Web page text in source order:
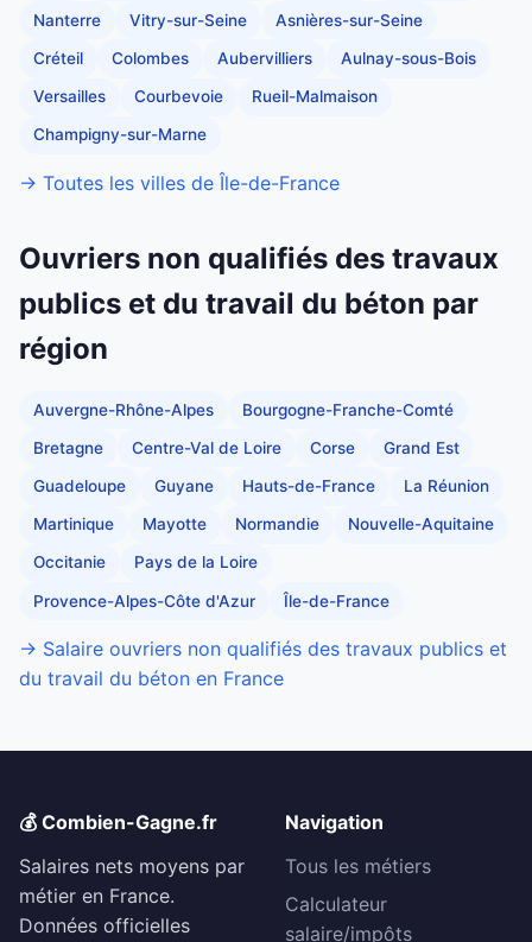
Nanterre Vitry-sur-Seine Asnières-sur-Seine
Créteil Colombes Aubervilliers Aulnay-sous-Bois
Versailles Courbevoie Rueil-Malmaison
Champigny-sur-Marne
→ Toutes les villes de Île-de-France
Ouvriers non qualifiés des travaux
publics et du travail du béton par
région
Auvergne-Rhône-Alpes Bourgogne-Franche-Comté
Bretagne Centre-Val de Loire Corse Grand Est
Guadeloupe Guyane Hauts-de-France La Réunion
Martinique Mayotte Normandie Nouvelle-Aquitaine
Occitanie Pays de la Loire
Provence-Alpes-Côte d'Azur Île-de-France
→ Salaire ouvriers non qualifiés des travaux publics et
du travail du béton en France
💰 Combien-Gagne.fr
Salaires nets moyens par
métier en France.
Données officielles
Navigation
Tous les métiers
Calculateur
salaire/impôts